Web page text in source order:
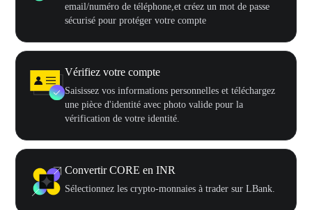
email/numéro de téléphone,et créez un mot de passe
sécurisé pour protéger votre compte
Vérifiez votre compte
Saisissez vos informations personnelles et téléchargez
une pièce d'identité avec photo valide pour la
vérification de votre identité.
Convertir CORE en INR
Sélectionnez les crypto-monnaies à trader sur LBank.